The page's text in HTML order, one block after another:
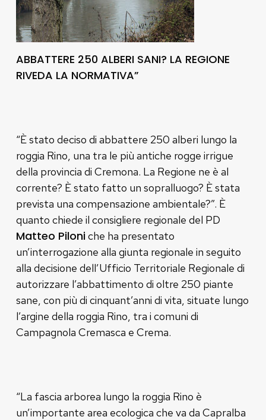
ABBATTERE 250 ALBERI SANI? LA REGIONE
RIVEDA LA NORMATIVA”
“È stato deciso di abbattere 250 alberi lungo la
roggia Rino, una tra le più antiche rogge irrigue
della provincia di Cremona. La Regione ne è al
corrente? È stato fatto un sopralluogo? È stata
prevista una compensazione ambientale?”. È
quanto chiede il consigliere regionale del PD
Matteo Piloniche ha presentato
un’interrogazione alla giunta regionale in seguito
alla decisione dell’Ufficio Territoriale Regionale di
autorizzare l’abbattimento di oltre 250 piante
sane, con più di cinquant’anni di vita, situate lungo
l’argine della roggia Rino, tra i comuni di
Campagnola Cremasca e Crema.
“La fascia arborea lungo la roggia Rino è
un’importante area ecologica che va da Capralba